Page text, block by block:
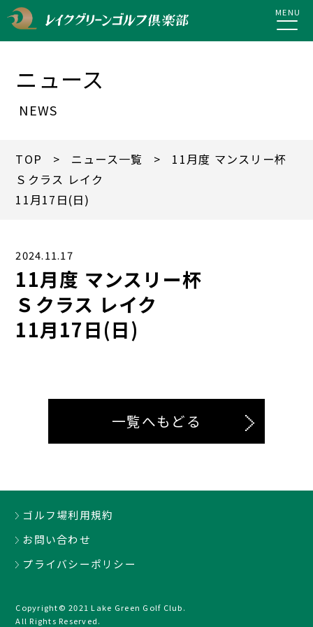
MENU
ニュース
NEWS
TOP > ニュース一覧
> 11月度 マンスリー杯
Ｓクラス レイク
11月17日(日)
2024.11.17
11月度 マンスリー杯
Ｓクラス レイク
11月17日(日)
一覧へもどる
ゴルフ場利用規約
お問い合わせ
プライバシーポリシー
Copyright© 2021 Lake Green Golf Club.
All Rights Reserved.